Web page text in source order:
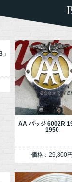
AA バッジ 6002R
1950
価格：29,800